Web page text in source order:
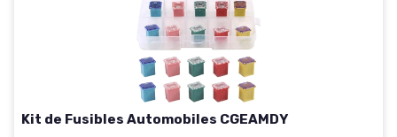
Kit de Fusibles Automobiles CGEAMDY